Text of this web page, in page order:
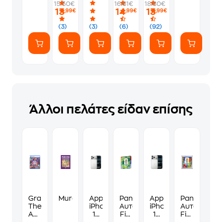
(3)
15.50€
13,99€
Φακελάκι
(7
Αυτοκόλλητα)
(3)
γ*μηθούνε
ευγενικά
(6)
16.61€
14,99€
(92)
18.80€
13,99€
Άλλοι πελάτες είδαν επίσης
Grand
Theft
Auto
MurdokuApple
iPhone
17
Panini
Αυτοκόλλητα
Fifa
Apple
iPhone
17
Panini
Fifa